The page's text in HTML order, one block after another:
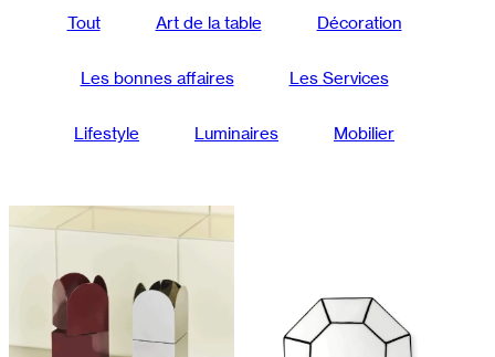
Tout Art de la table Décoration
Les bonnes affaires Les Services
Lifestyle Luminaires Mobilier